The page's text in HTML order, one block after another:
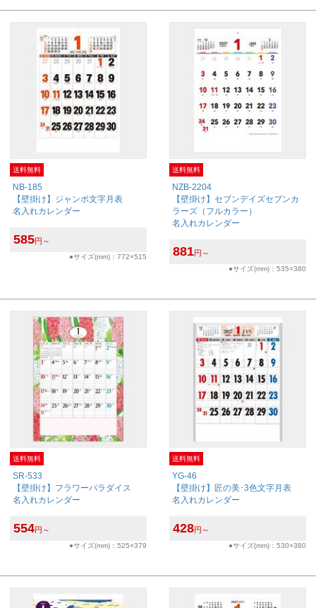
送料無料
NB-185
【壁掛け】ジャンボ文字月表
名入れカレンダー
585円～
●サイズ(mm)：772×515
送料無料
NZB-2204
【壁掛け】セブンデイズセブンカ
ラーズ（フルカラー）
名入れカレンダー
881円～
●サイズ(mm)：535×380
送料無料
SR-533
【壁掛け】フラワーパラダイス
名入れカレンダー
554円～
●サイズ(mm)：525×379
送料無料
YG-46
【壁掛け】匠の美･3色文字月表
名入れカレンダー
428円～
●サイズ(mm)：530×380